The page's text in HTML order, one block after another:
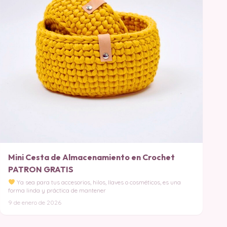
Mini Cesta de Almacenamiento en Crochet
PATRON GRATIS
Ya sea para tus accesorios, hilos, llaves o cosméticos, es una
forma linda y práctica de mantener
9 de enero de 2026